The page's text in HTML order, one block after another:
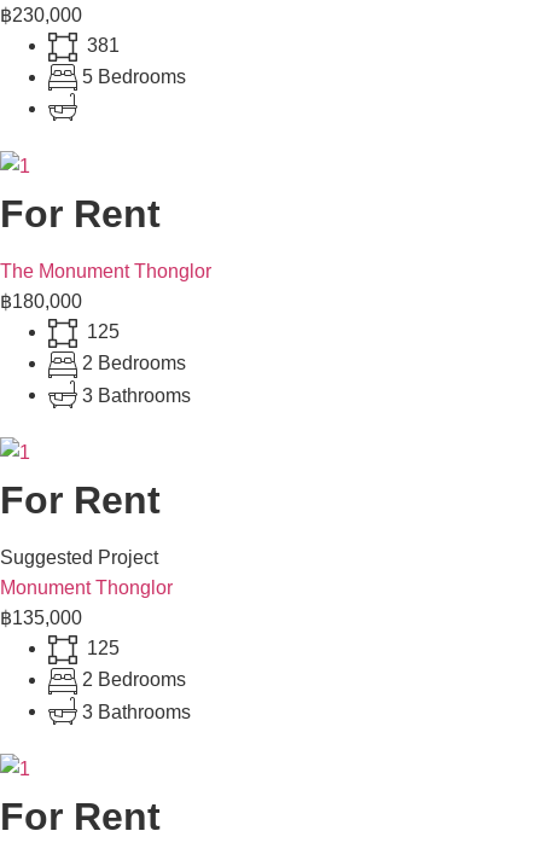
฿230,000
381
5 Bedrooms
For Rent
The Monument Thonglor
฿180,000
125
2 Bedrooms
3 Bathrooms
For Rent
Suggested Project
Monument Thonglor
฿135,000
125
2 Bedrooms
3 Bathrooms
For Rent